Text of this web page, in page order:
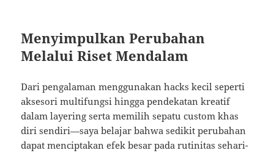
Menyimpulkan Perubahan
Melalui Riset Mendalam
Dari pengalaman menggunakan hacks kecil seperti
aksesori multifungsi hingga pendekatan kreatif
dalam layering serta memilih sepatu custom khas
diri sendiri—saya belajar bahwa sedikit perubahan
dapat menciptakan efek besar pada rutinitas sehari-